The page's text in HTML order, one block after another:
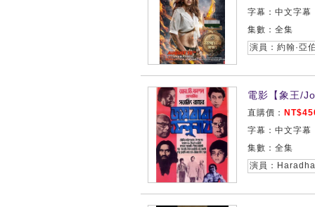
字幕：中文字幕
集數：全集
電影【象王/
直購價：
字幕：中文字幕
集數：全集